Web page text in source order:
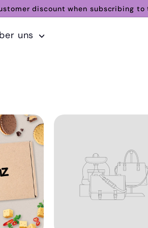
29 € Einkaufswert – einfach die
discount when subscribing to
uns